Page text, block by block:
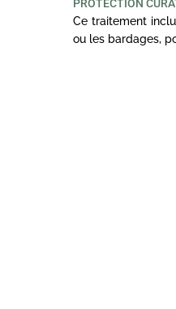
PROTECTION
Ce traitement
ou les bardages,